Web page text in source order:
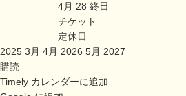
4月 28 終日
チケット
定休日
2025 3月 4月 2026 5月 2027
購読
Timely カレンダーに追加